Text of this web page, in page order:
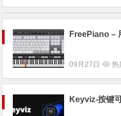
FreePiano –
09月27日 热
Keyviz-按键